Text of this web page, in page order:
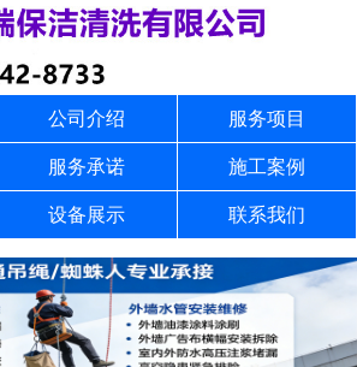
公司介绍 服务项目
服务承诺 施工案例
设备展示 联系我们